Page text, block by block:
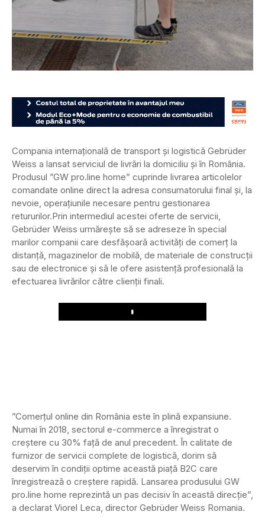
Compania internațională de transport și logistică Gebrüder
Weiss a lansat serviciul de livrări la domiciliu şi în România.
Produsul ”GW pro.line home” cuprinde livrarea articolelor
comandate online direct la adresa consumatorului final și, la
nevoie, operațiunile necesare pentru gestionarea
retururilor.Prin intermediul acestei oferte de servicii,
Gebrüder Weiss urmărește să se adreseze în special
marilor companii care desfășoară activități de comerț la
distanță, magazinelor de mobilă, de materiale de construcții
sau de electronice și să le ofere asistență profesională la
efectuarea livrărilor către clienții finali.
Play
”Comerțul online din România este în plină expansiune.
Numai în 2018, sectorul e-commerce a înregistrat o
creștere cu 30% față de anul precedent. În calitate de
furnizor de servicii complete de logistică, dorim să
deservim în condiții optime această piață B2C care
înregistrează o creștere rapidă. Lansarea produsului GW
pro.line home reprezintă un pas decisiv în această direcție”,
a declarat Viorel Leca, director Gebrüder Weiss Romania.